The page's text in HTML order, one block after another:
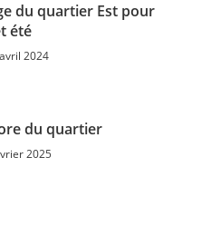
du quartier Est pour
été
2024
du quartier
2025